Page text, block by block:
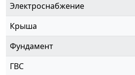
Электроснабжение
Крыша
Фундамент
ГВС